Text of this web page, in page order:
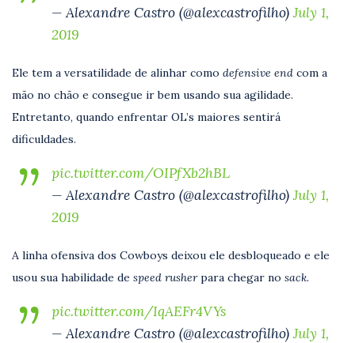
— Alexandre Castro (@alexcastrofilho)July 1,
2019
Ele tem a versatilidade de alinhar como defensive end com a
mão no chão e consegue ir bem usando sua agilidade.
Entretanto, quando enfrentar OL’s maiores sentirá
dificuldades.
pic.twitter.com/OIPfXb2hBL
— Alexandre Castro (@alexcastrofilho)July 1,
2019
A linha ofensiva dos Cowboys deixou ele desbloqueado e ele
usou sua habilidade de speed rusherpara chegar no sack.
pic.twitter.com/IqAEFr4VYs
— Alexandre Castro (@alexcastrofilho)July 1,